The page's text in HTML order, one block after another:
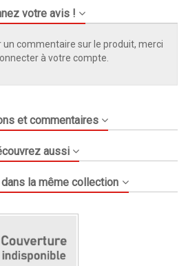
votre avis !
un commentaire sur le produit, merci
à votre compte.
et commentaires
aussi
la même collection